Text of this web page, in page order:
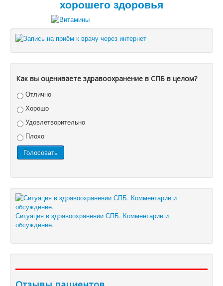
хорошего здоровья
Как вы оцениваете здравоохранение в СПБ в целом?
Отлично
Хорошо
Удовлетворительно
Плохо
Ситуация в здравоохранении СПБ. Комментарии и
обсуждение.